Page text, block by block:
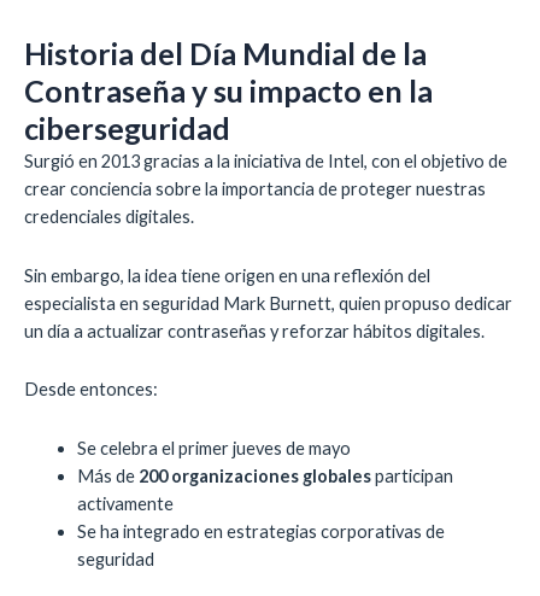
Historia del Día Mundial de la
Contraseña y su impacto en la
ciberseguridad
Surgió en 2013 gracias a la iniciativa de Intel, con el objetivo de
crear conciencia sobre la importancia de proteger nuestras
credenciales digitales.
Sin embargo, la idea tiene origen en una reflexión del
especialista en seguridad Mark Burnett, quien propuso dedicar
un día a actualizar contraseñas y reforzar hábitos digitales.
Desde entonces:
Se celebra el primer jueves de mayo
Más de 200 organizaciones globalesparticipan
activamente
Se ha integrado en estrategias corporativas de
seguridad